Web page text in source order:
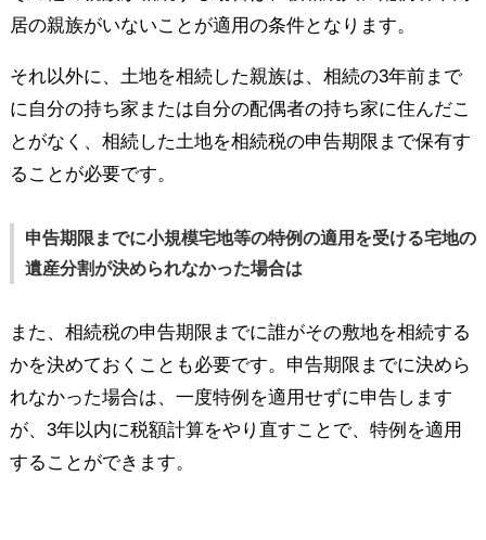
居の親族がいないことが適用の条件となります。
それ以外に、土地を相続した親族は、相続の3年前まで
に自分の持ち家または自分の配偶者の持ち家に住んだこ
とがなく、相続した土地を相続税の申告期限まで保有す
ることが必要です。
申告期限までに小規模宅地等の特例の適用を受ける宅地の
遺産分割が決められなかった場合は
また、相続税の申告期限までに誰がその敷地を相続する
かを決めておくことも必要です。申告期限までに決めら
れなかった場合は、一度特例を適用せずに申告します
が、3年以内に税額計算をやり直すことで、特例を適用
することができます。